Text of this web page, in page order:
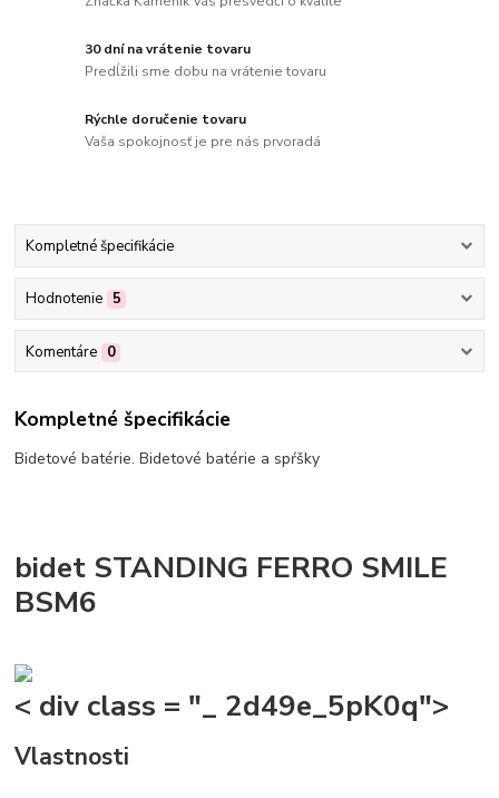
30 dní na vrátenie tovaru
Predĺžili sme dobu na vrátenie tovaru
Rýchle doručenie tovaru
Vaša spokojnosť je pre nás prvoradá
Kompletné špecifikácie
Hodnotenie 5
Komentáre 0
Kompletné špecifikácie
Bidetové batérie. Bidetové batérie a spŕšky
bidet STANDING FERRO SMILE
BSM6
< div class = "_ 2d49e_5pK0q">
Vlastnosti